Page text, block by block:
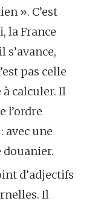
». C’est
la France
s’avance,
pas celle
à calculer. Il
l’ordre
avec une
d’adjectifs
Il